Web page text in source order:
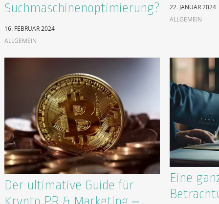
Suchmaschinenoptimierung?
16. FEBRUAR 2024
ALLGEMEIN
22. JANUAR 2024
ALLGEMEIN
Der ultimative Guide für
Eine